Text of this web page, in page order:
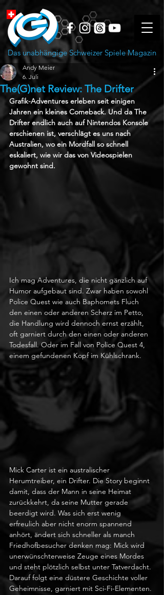
Das unabhängige Schweizer Spiele Magazin
The(G)net Review: The Drifter
Andy Meier
6. Juli
Grafik-Adventures erleben seit einigen
Jahren ein kleines Comeback. Und da The
Drifter endlich auch auf Nintendos Konsole
erschienen ist, verschlägt es uns nach
Australien, wo ein Mordfall so schnell
eskaliert, wie wir das von Videospielen
gewohnt sind.
Ich mag Adventures, die nicht gänzlich auf
Humor aufgebaut sind. Zwar haben sowohl
Police Quest wie auch Baphomets Fluch
den einen oder anderen Scherz im Petto,
die Handlung wird dennoch ernst erzählt,
oft garniert durch den einen oder anderen
Todesfall. Oder im Fall von Police Quest 4,
einem gefundenen Kopf im Kühlschrank.
Mick Carter ist ein australischer
Herumtreiber, ein Drifter. Die Story beginnt
damit, dass der Mann in seine Heimat
zurückkehrt, da seine Mutter gerade
beerdigt wird. Was sich erst wenig
erfreulich aber nicht enorm spannend
anhört, ändert sich schneller als manch
Friedhofbesucher denken mag: Mick wird
unerwünschterweise Zeuge eines Mordes
und steht plötzlich selbst unter Tatverdacht.
Darauf folgt eine düstere Geschichte voller
Geheimnisse, garniert mit Sci-Fi-Elementen.